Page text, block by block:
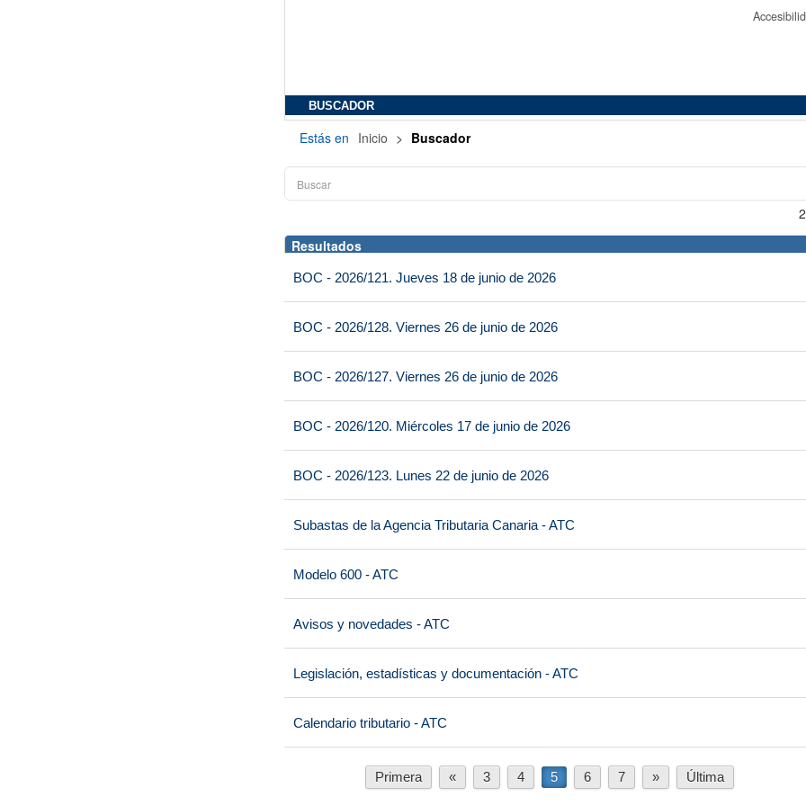
BUSCADOR
Estás en Inicio > Buscador
Resultados
BOC - 2026/121. Jueves 18 de junio de 2026
BOC - 2026/128. Viernes 26 de junio de 2026
BOC - 2026/127. Viernes 26 de junio de 2026
BOC - 2026/120. Miércoles 17 de junio de 2026
BOC - 2026/123. Lunes 22 de junio de 2026
Subastas de la Agencia Tributaria Canaria - ATC
Modelo 600 - ATC
Avisos y novedades - ATC
Legislación, estadísticas y documentación - ATC
Calendario tributario - ATC
Primera « 3 4 5 6 7 » Última